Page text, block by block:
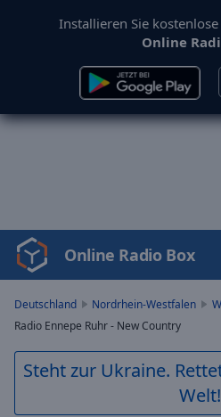
Installieren Sie
Online
Video
Player
loading.
Video
Play
Backward
Online Radio Box
Deutschland Nordrhein-Westfalen
Radio Ennepe Ruhr - New Country
Steht zur Ukraine.
Welt!